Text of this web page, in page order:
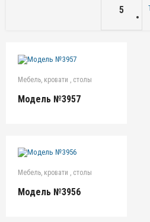
5
Мебель, кровати , столы
Модель №3957
Мебель, кровати , столы
Модель №3956